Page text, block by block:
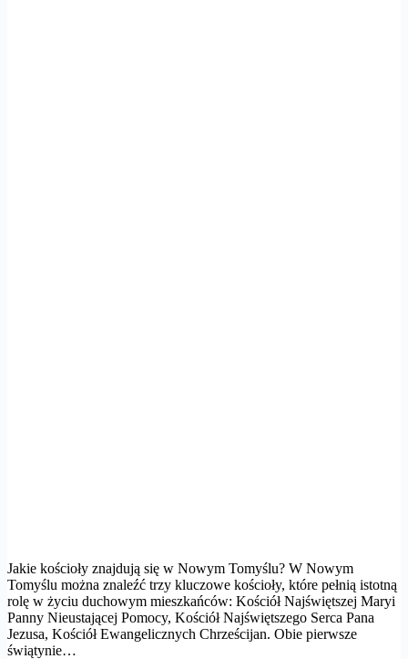
Jakie kościoły znajdują się w Nowym Tomyślu? W Nowym
Tomyślu można znaleźć trzy kluczowe kościoły, które pełnią istotną
rolę w życiu duchowym mieszkańców: Kościół Najświętszej Maryi
Panny Nieustającej Pomocy, Kościół Najświętszego Serca Pana
Jezusa, Kościół Ewangelicznych Chrześcijan. Obie pierwsze
świątynie…